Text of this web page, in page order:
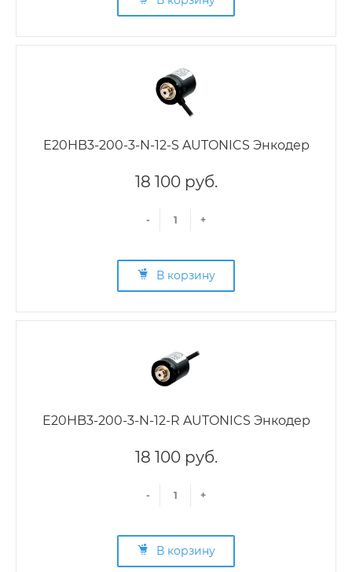
E20HB3-200-3-N-12-S AUTONICS Энкодер
18 100 руб.
- +
В корзину
E20HB3-200-3-N-12-R AUTONICS Энкодер
18 100 руб.
- +
В корзину